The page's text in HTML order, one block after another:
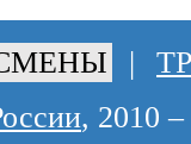
|
, 2010